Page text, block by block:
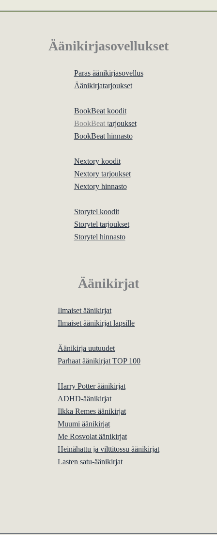
Äänikirjasovellukset
Paras äänikirjasovellus
Äänikirjatarjoukset
BookBeat koodit
BookBeat tarjoukset
BookBeat hinnasto
Nextory koodit
Nextory tarjoukset
Nextory hinnasto
Storytel koodit
Storytel tarjoukset
Storytel hinnasto
Äänikirjat
Ilmaiset äänikirjat
Ilmaiset äänikirjat lapsille
Äänikirja uutuudet
Parhaat äänikirjat TOP 100
Harry Potter äänikirjat
ADHD-äänikirjat
Ilkka Remes äänikirjat
Muumi äänikirjat
Me Rosvolat äänikirjat
Heinähattu ja vilttitossu äänikirjat
Lasten satu-äänikirjat